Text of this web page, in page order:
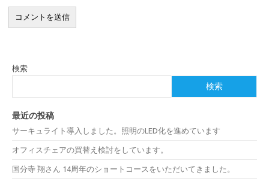
検索
検索
最近の投稿
サーキュライト導入しました。照明のLED化を進めています
オフィスチェアの買替え検討をしています。
国分寺 翔さん 14周年のショートコースをいただいてきました。